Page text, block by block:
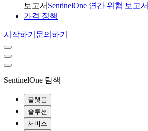
보고서 SentinelOne 연간 위협 보고서
가격 정책
시작하기 문의하기
SentinelOne 탐색
플랫폼
솔루션
서비스